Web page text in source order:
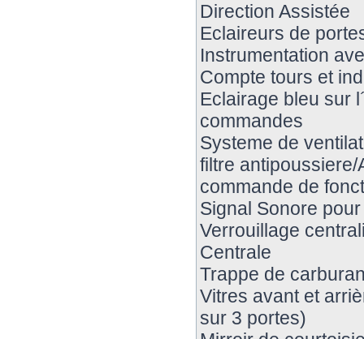
Direction Assistée
Eclaireurs de
Instrumentation
Compte tours et
Eclairage bleu sur
commandes
Systeme de
filtre
commande de
Signal Sonore
Verrouillage
Centrale
Trappe de
Vitres avant et
sur 3 portes)